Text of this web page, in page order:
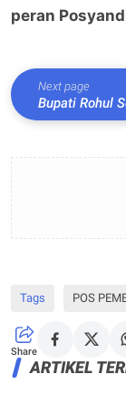
peran
Next page
Tags POS
Share
ARTIKEL